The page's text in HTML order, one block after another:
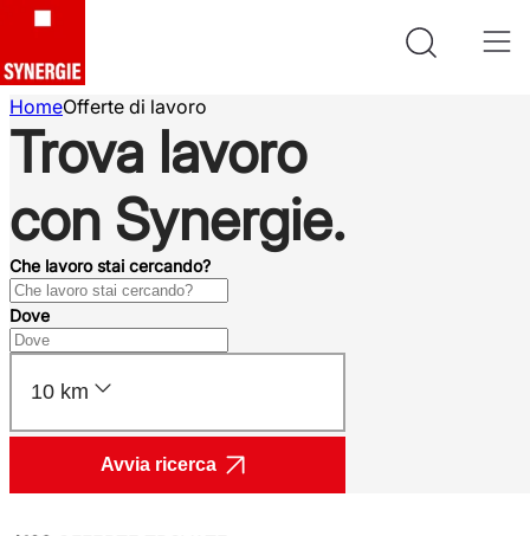
HomeOfferte di lavoro
Trova lavoro
con Synergie.
Che lavoro stai cercando?
Dove
10 km
Avvia ricerca